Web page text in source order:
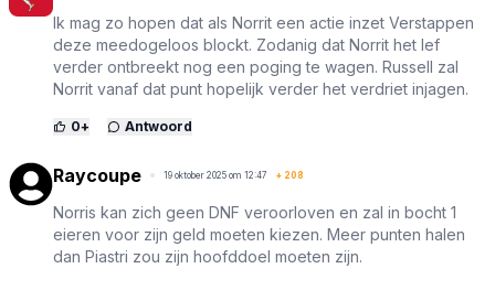
Ik mag zo hopen dat als Norrit een actie inzet Verstappen
deze meedogeloos blockt. Zodanig dat Norrit het lef
verder ontbreekt nog een poging te wagen. Russell zal
Norrit vanaf dat punt hopelijk verder het verdriet injagen.
0+ Antwoord
Raycoupe 19 oktober 2025 om 12:47 + 208
Norris kan zich geen DNF veroorloven en zal in bocht 1
eieren voor zijn geld moeten kiezen. Meer punten halen
dan Piastri zou zijn hoofddoel moeten zijn.